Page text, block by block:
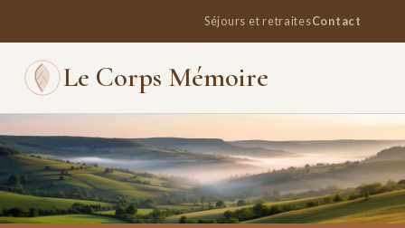
Séjours et retraitesContact
Le Corps Mémoire